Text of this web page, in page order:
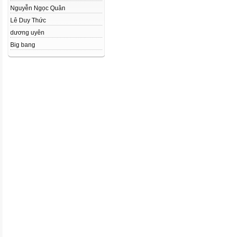
Nguyễn Ngọc Quân
Lê Duy Thức
dương uyên
Big bang